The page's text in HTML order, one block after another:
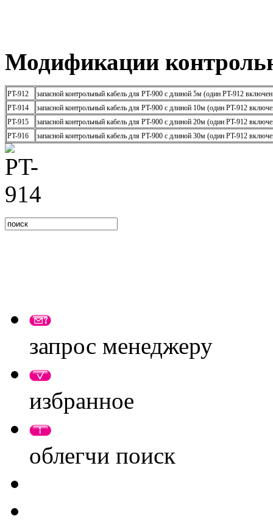
Модификации
PT-912
запасной контрольный кабель для PT-900 с длиной 5м (один PT-912
PT-914
запасной контрольный кабель для PT-900 с длиной 10м (один PT-912
PT-915
запасной контрольный кабель для PT-900 с длиной 20м (один PT-912
PT-916
запасной контрольный кабель для PT-900 с длиной 30м (один PT-912
запрос менеджеру
избранное
облегчи поиск